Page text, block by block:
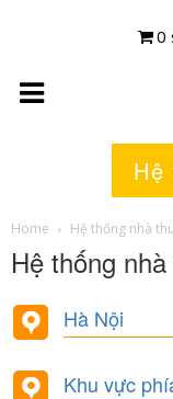
0
Hệ
Home Hệ thống nhà
Hệ thống
Hà Nội
Khu vực